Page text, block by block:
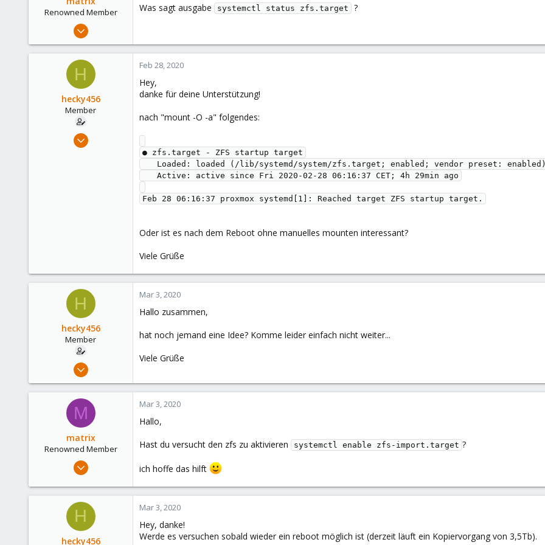
Renowned Member
Jan 24, 2020
35
Was sagt ausgabe systemctl status zfs.target ?
H
hecky456
Member
Feb 6, 2020
Feb 28, 2020
Hey,
danke für deine Unterstützung!
nach "mount -O -a" folgendes:
● zfs.target - ZFS startup target
Oder ist es nach dem Reboot ohne manuelles mounten interessant?
Viele Grüße
H
hecky456
Member
Feb 6, 2020
3
Mar 3, 2020
Hallo zusammen,
hat noch jemand eine Idee? Komme leider einfach nicht weiter...
Viele Grüße
M
matrix
Renowned Member
Jan 24, 2020
35
Mar 3, 2020
Hallo,
Hast du versucht den zfs zu aktivieren
systemctl enable zfs-import.target ?
ich hoffe das hilft
H
hecky456
Mar 3, 2020
Hey, danke!
Werde es versuchen sobald wieder ein reboot möglich ist (derzeit läuft ein Kopiervorgang von 3,5Tb).